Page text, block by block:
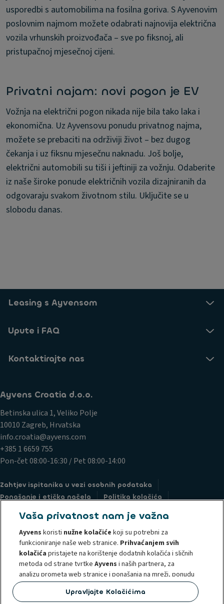
usporedbi s automobilima na fosilna goriva. S Ayvenovim
poslovnim najmom možete odabrati najnovija električna
vozila vrhunskih proizvođača – sve po fiksnoj, ali
pristupačnoj mjesečnoj cijeni.
Privatni najam: novi pogon je EV
Vožnja na električni pogon nikada nije bila tako laka i
ekonomična. Uz Ayvensovu ponudu privatnog najma,
možete se prebaciti na održiviji život – bez dugog
čekanja i uz fiksnu mjesečnu naknadu. Još bolje,
električni automobili su tiši i jeftiniji za vožnju. Odaberite
iz naše široke ponude električnih vozila dizajniranih da
odgovaraju svakom životnom stilu. Uključite se u
slobodu danas.
Leasing s Ayvensom
Upute i FAQ
Kontaktirajte nas
Ayvens Croatia d.o.o.
Betinska ulica 1, Veliko Polje
10010 Zagreb, Hrvatska
info.croatia@ayvens.com
+385 1 6659 755
Pon-čet 08:00-16:30 / Pet 08:00-14:00
Zahtjev ispitanika u vezi osobnih podataka
Ponašanje i etička načela
Politika kolačića
Societe Generale
Podnesite prigovor
Prijava nepravilnosti (whistleblowing)
@2024 Ayvens Grupa je vodeći globalni pružatelj usluga održive mobilnosti,
s uslugama full-service leasinga, fleksibilnog leasinga, upravljanja voznim
Vaša privatnost nam je važna
Ayvens koristi nužne kolačiće koji su potrebni za
funkcioniranje naše web stranice. Prihvaćanjem svih
kolačića pristajete na korištenje dodatnih kolačića i sličnih
metoda od strane tvrtkeAyvens i naših partnera, za
analizu prometa web stranice i ponašanja na mreži, ponudu
značajki društvenih medija i personalizaciju sadržaja i
reklama unutar/izvan naše web stranice. U bilo kojem
Upravljajte Kolačićima